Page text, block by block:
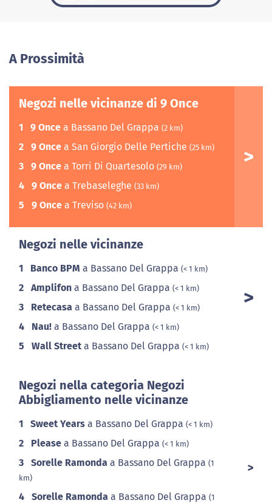
A Prossimità
Negozi nelle vicinanze di 9 Once
1 9 Once a Bassano Del Grappa (2 km)
2 9 Once a San Giorgio Delle Pertiche (25 km)
3 9 Once a Torri Di Quartesolo (29 km)
4 9 Once a Trebaseleghe (33 km)
5 9 Once a Treviso (42 km)
Negozi nelle vicinanze
1 Banco BPM a Bassano Del Grappa (< 1 km)
2 Amplifon a Bassano Del Grappa (< 1 km)
3 Retecasa a Bassano Del Grappa (< 1 km)
4 Nau! a Bassano Del Grappa (< 1 km)
5 Wall Street a Bassano Del Grappa (< 1 km)
Negozi nella categoria Negozi
Abbigliamento nelle vicinanze
1 Sweet Years a Bassano Del Grappa (< 1 km)
2 Please a Bassano Del Grappa (< 1 km)
3 Sorelle Ramonda a Bassano Del Grappa (1
km)
4 Sorelle Ramonda a Bassano Del Grappa (1